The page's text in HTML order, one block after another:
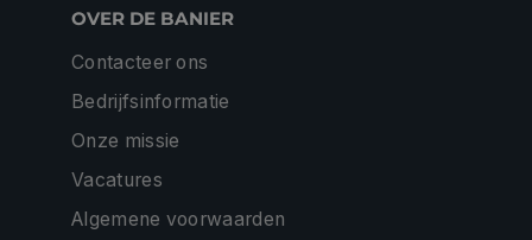
OVER DE BANIER
Contacteer ons
Bedrijfsinformatie
Onze missie
Vacatures
Algemene voorwaarden